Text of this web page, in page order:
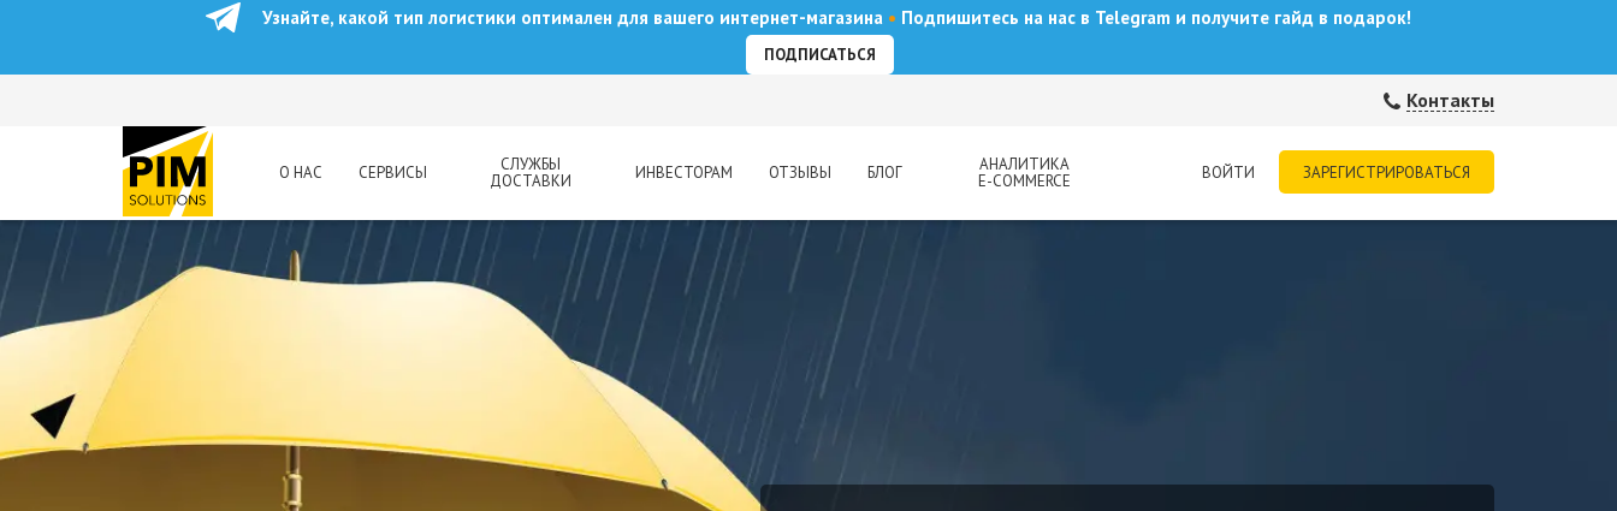
Узнайте, какой тип логистики оптимален для вашего интернет-магазина • Подпишитесь на нас в Telegram и получите гайд в подарок!
ПОДПИСАТЬСЯ
Контакты
О НАС СЕРВИСЫ
СЛУЖБЫ
ДОСТАВКИ
ИНВЕСТОРАМ ОТЗЫВЫ БЛОГ
АНАЛИТИКА
E-COMMERCE
ВОЙТИ ЗАРЕГИСТРИРОВАТЬСЯ